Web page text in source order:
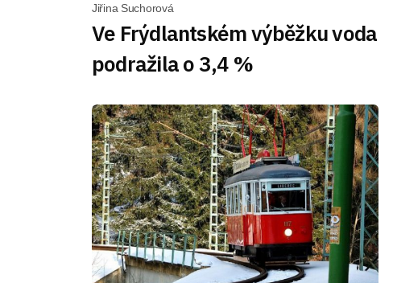
Jiřina Suchorová
Ve Frýdlantském výběžku voda
podražila o 3,4 %